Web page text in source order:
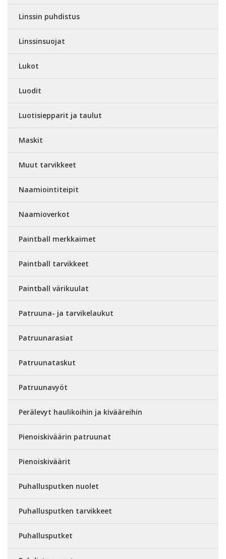
Linssin puhdistus
Linssinsuojat
Lukot
Luodit
Luotisiepparit ja taulut
Maskit
Muut tarvikkeet
Naamiointiteipit
Naamioverkot
Paintball merkkaimet
Paintball tarvikkeet
Paintball värikuulat
Patruuna- ja tarvikelaukut
Patruunarasiat
Patruunataskut
Patruunavyöt
Perälevyt haulikoihin ja kivääreihin
Pienoiskiväärin patruunat
Pienoiskiväärit
Puhallusputken nuolet
Puhallusputken tarvikkeet
Puhallusputket